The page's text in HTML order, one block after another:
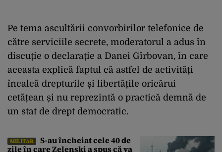
Pe tema ascultării convorbirilor telefonice de
către serviciile secrete, moderatorul a adus în
discuție o declarație a Danei Gîrbovan, în care
aceasta explică faptul că astfel de activități
încalcă drepturile și libertățile oricărui
cetățean și nu reprezintă o practică demnă de
un stat de drept democratic.
MILITAR
S-au încheiat cele 40 de
zile în care Zelenski a spus că va